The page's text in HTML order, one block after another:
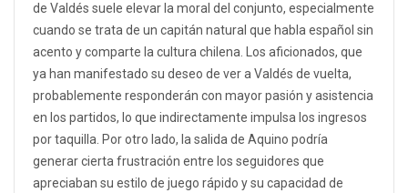
de Valdés suele elevar la moral del conjunto, especialmente
cuando se trata de un capitán natural que habla español sin
acento y comparte la cultura chilena. Los aficionados, que
ya han manifestado su deseo de ver a Valdés de vuelta,
probablemente responderán con mayor pasión y asistencia
en los partidos, lo que indirectamente impulsa los ingresos
por taquilla. Por otro lado, la salida de Aquino podría
generar cierta frustración entre los seguidores que
apreciaban su estilo de juego rápido y su capacidad de